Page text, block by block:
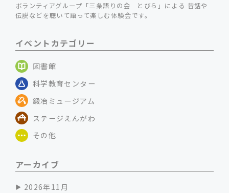
ボランティアグループ「三条語りの会 とびら」による 昔話や
伝説などを聴いて語って楽しむ体験会です。
イベントカテゴリー
図書館
科学教育センター
鍛冶ミュージアム
ステージえんがわ
その他
アーカイブ
2026年11月